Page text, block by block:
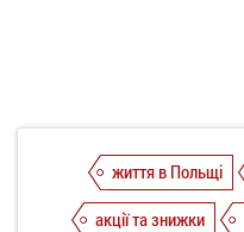
життя в Польщі
акції та знижки